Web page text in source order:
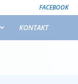
FACEBOOK
KONTAKT